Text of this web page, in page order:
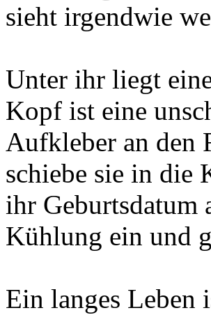
sieht irgendwie
Unter ihr liegt
Kopf ist eine
Aufkleber an den
schiebe sie in die
ihr Geburtsdatum
Kühlung ein und
Ein langes Leben